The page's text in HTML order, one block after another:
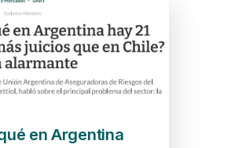
en Argentina